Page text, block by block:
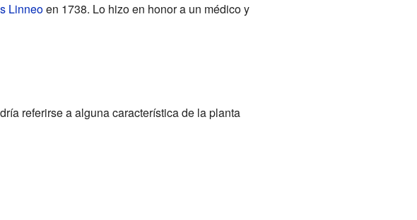
Linneoen 1738. Lo hizo en honor a un médico y
referirse a alguna característica de la planta